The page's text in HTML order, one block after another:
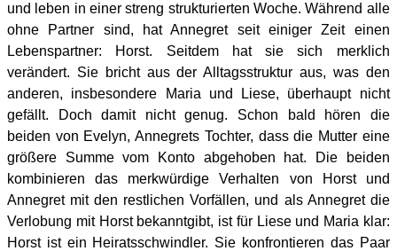
und leben in einer streng strukturierten Woche. Während alle
ohne Partner sind, hat Annegret seit einiger Zeit einen
Lebenspartner: Horst. Seitdem hat sie sich merklich
verändert. Sie bricht aus der Alltagsstruktur aus, was den
anderen, insbesondere Maria und Liese, überhaupt nicht
gefällt. Doch damit nicht genug. Schon bald hören die
beiden von Evelyn, Annegrets Tochter, dass die Mutter eine
größere Summe vom Konto abgehoben hat. Die beiden
kombinieren das merkwürdige Verhalten von Horst und
Annegret mit den restlichen Vorfällen, und als Annegret die
Verlobung mit Horst bekanntgibt, ist für Liese und Maria klar:
Horst ist ein Heiratsschwindler. Sie konfrontieren das Paar